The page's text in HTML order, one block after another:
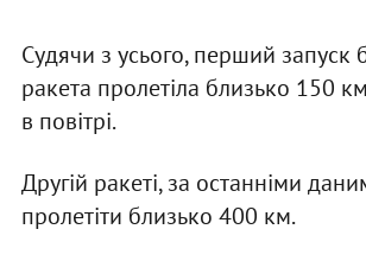
Судячи з усього, перший запуск
ракета пролетіла близько 150
в повітрі.
Другій ракеті, за останніми
пролетіти близько 400 км.